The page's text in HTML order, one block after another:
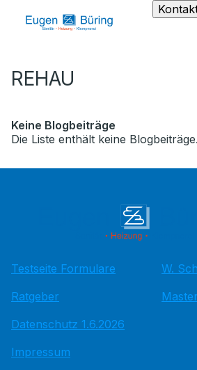
REHAU
Keine Blogbeiträge
Die Liste enthält keine Blogbeiträge.
Testseite Formulare
Ratgeber
Datenschutz 1.6.2026
Impressum
W.
Master